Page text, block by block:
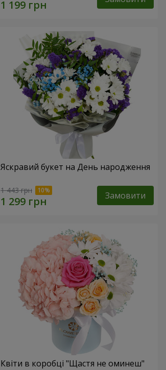
Яскравий букет на День народження
1 443 грн Замовити
Квіти в коробці "Щастя не оминеш"